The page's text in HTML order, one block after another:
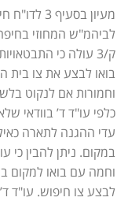
מעיון
לביהמ"ש המחוזי
ק/3 עולה כי
בואו לבצע את צו
וחמורות אם לנקוט
כלפי עו"ד ד’ בוודאי
עדי ההגנה לתארה
במקום. ניתן להבין כי
וחמה עם בואו למקום
לבצע צו חיפוש. עו"ד